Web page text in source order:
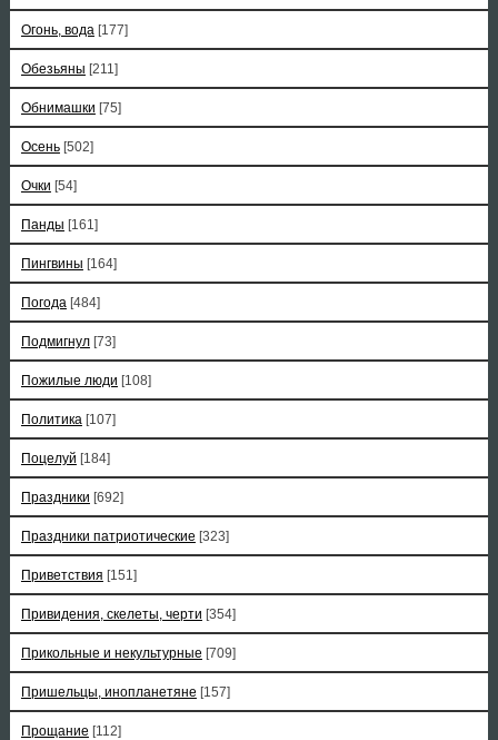
Огонь, вода [177]
Обезьяны [211]
Обнимашки [75]
Осень [502]
Очки [54]
Панды [161]
Пингвины [164]
Погода [484]
Подмигнул [73]
Пожилые люди [108]
Политика [107]
Поцелуй [184]
Праздники [692]
Праздники патриотические [323]
Приветствия [151]
Привидения, скелеты, черти [354]
Прикольные и некультурные [709]
Пришельцы, инопланетяне [157]
Прощание [112]